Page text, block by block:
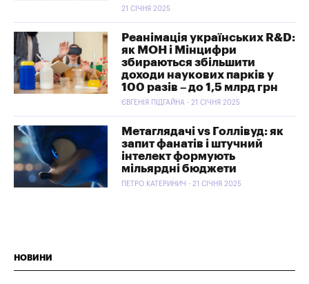
21 СІЧНЯ 2025
Реанімація українських R&D:
як МОН і Мінцифри
збираються збільшити
доходи наукових парків у
100 разів – до 1,5 млрд грн
ЄВГЕНІЯ ПІДГАЙНА - 21 СІЧНЯ 2025
Метаглядачі vs Голлівуд: як
запит фанатів і штучний
інтелект формують
мільярдні бюджети
ПЕТРО КАТЕРИНИЧ - 21 СІЧНЯ 2025
НОВИНИ